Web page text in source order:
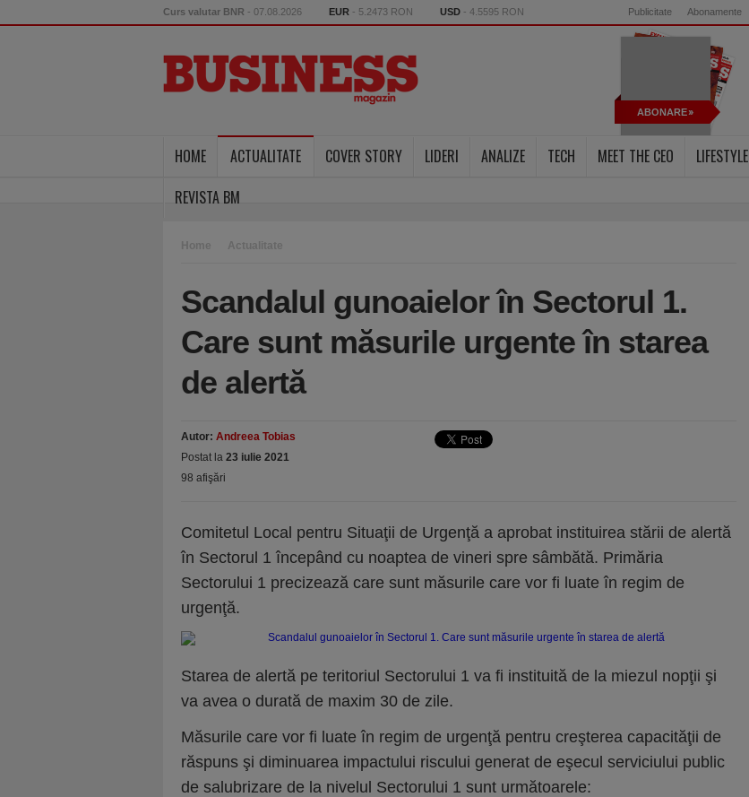
Curs valutar BNR - 07.08.2026 EUR - 5.2473 RON USD - 4.5595 RON Publicitate Abonamente
ABONARE
HOME ACTUALITATE COVER STORY LIDERI ANALIZE TECH MEET THE CEO LIFESTYLE
REVISTA BM
Home Actualitate
Scandalul gunoaielor în Sectorul 1.
Care sunt măsurile urgente în starea
de alertă
Autor: Andreea Tobias
Postat la 23 iulie 2021
98 afişări
Comitetul Local pentru Situaţii de Urgenţă a aprobat instituirea stării de alertă
în Sectorul 1 începând cu noaptea de vineri spre sâmbătă. Primăria
Sectorului 1 precizează care sunt măsurile care vor fi luate în regim de
urgenţă.
Starea de alertă pe teritoriul Sectorului 1 va fi instituită de la miezul nopţii şi
va avea o durată de maxim 30 de zile.
Măsurile care vor fi luate în regim de urgenţă pentru creşterea capacităţii de
răspuns şi diminuarea impactului riscului generat de eşecul serviciului public
de salubrizare de la nivelul Sectorului 1 sunt următoarele: